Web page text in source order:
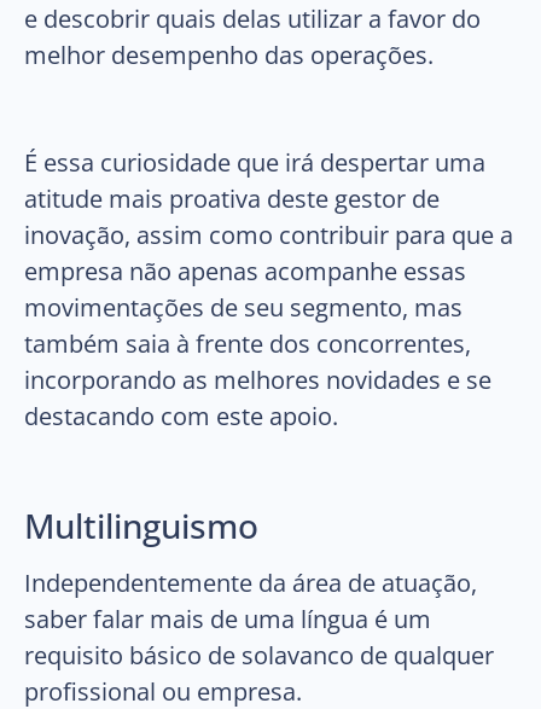
e descobrir quais delas utilizar a favor do
melhor desempenho das operações.
É essa curiosidade que irá despertar uma
atitude mais proativa deste gestor de
inovação, assim como contribuir para que a
empresa não apenas acompanhe essas
movimentações de seu segmento, mas
também saia à frente dos concorrentes,
incorporando as melhores novidades e se
destacando com este apoio.
Multilinguismo
Independentemente da área de atuação,
saber falar mais de uma língua é um
requisito básico de solavanco de qualquer
profissional ou empresa.